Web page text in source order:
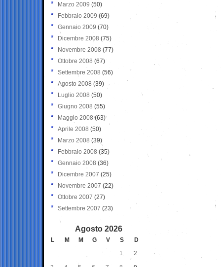
Marzo 2009 (50)
Febbraio 2009 (69)
Gennaio 2009 (70)
Dicembre 2008 (75)
Novembre 2008 (77)
Ottobre 2008 (67)
Settembre 2008 (56)
Agosto 2008 (39)
Luglio 2008 (50)
Giugno 2008 (55)
Maggio 2008(63)
Aprile 2008 (50)
Marzo 2008 (39)
Febbraio 2008 (35)
Gennaio 2008 (36)
Dicembre 2007 (25)
Novembre 2007 (22)
Ottobre 2007 (27)
Settembre 2007 (23)
Agosto 2026
L M M G V S
D
1
2